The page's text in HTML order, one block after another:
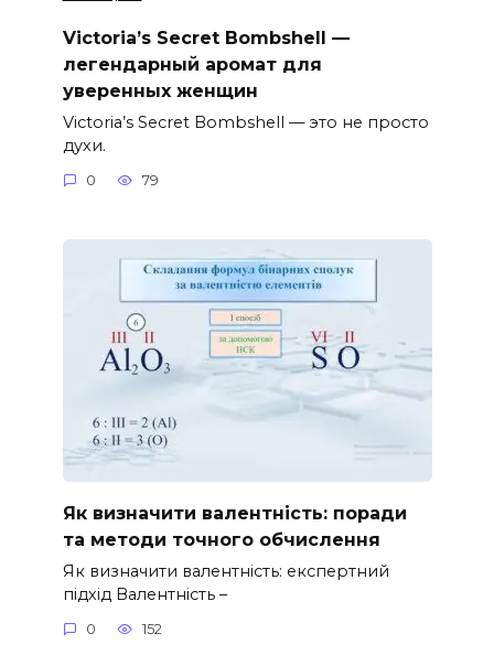
Victoria’s Secret Bombshell —
легендарный аромат для
уверенных женщин
Victoria’s Secret Bombshell — это не просто
духи.
0 79
Як визначити валентність: поради
та методи точного обчислення
Як визначити валентність: експертний
підхід Валентність –
0 152